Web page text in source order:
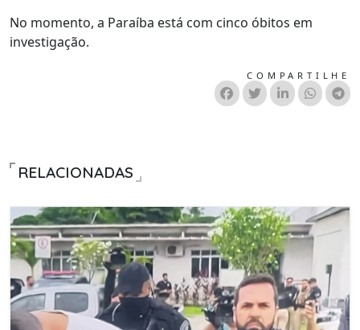
No momento, a Paraíba está com cinco óbitos em
investigação.
COMPARTILHE
RELACIONADAS